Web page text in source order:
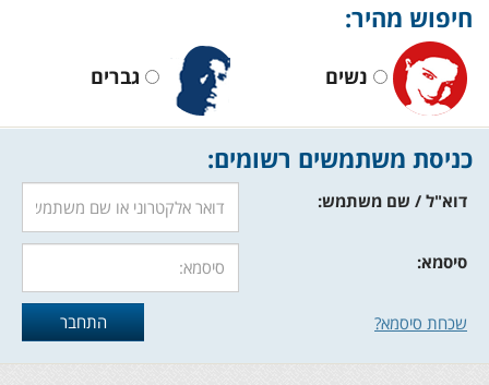
חיפוש מהיר:
נשים גברים
כניסת משתמשים רשומים:
דוא"ל / שם משתמש:
סיסמא:
שכחת סיסמא?